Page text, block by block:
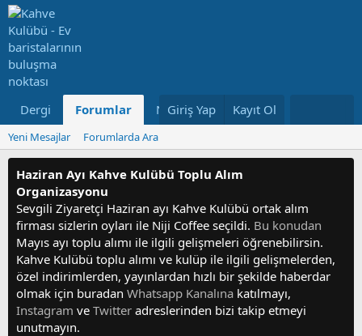
Dergi Forumlar Neler Yeni Kullanıcılar
Giriş Yap Kayıt Ol
Yeni Mesajlar Forumlarda Ara
Haziran Ayı Kahve Kulübü Toplu Alım
Organizasyonu
Sevgili Ziyaretçi Haziran ayı Kahve Kulübü ortak alım
firması sizlerin oyları ile Niji Coffee seçildi. Bu konudan
Mayıs ayı toplu alımı ile ilgili gelişmeleri öğrenebilirsin.
Kahve Kulübü toplu alımı ve kulüp ile ilgili gelişmelerden,
özel indirimlerden, yayınlardan hızlı bir şekilde haberdar
olmak için buradan Whatsapp Kanalına katılmayı,
Instagram ve Twitter adreslerinden bizi takip etmeyi
unutmayın.